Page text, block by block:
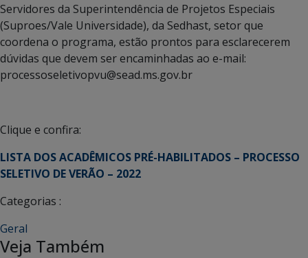
Servidores da Superintendência de Projetos Especiais
(Suproes/Vale Universidade), da Sedhast, setor que
coordena o programa, estão prontos para esclarecerem
dúvidas que devem ser encaminhadas ao e-mail:
processoseletivopvu@sead.ms.gov.br
Clique e confira:
LISTA DOS ACADÊMICOS PRÉ-HABILITADOS – PROCESSO
SELETIVO DE VERÃO – 2022
Categorias :
Geral
Veja Também